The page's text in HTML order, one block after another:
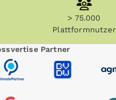
> 75.000
Plattformnutzer
Partner